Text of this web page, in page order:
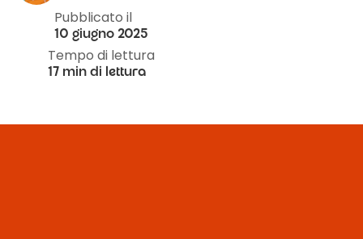
Pubblicato il
10 giugno 2025
Tempo di lettura
17 min di lettura